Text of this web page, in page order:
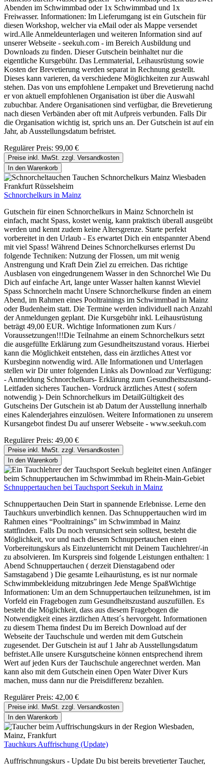
Abenden im Schwimmbad oder 1x Schwimmbad und 1x
Freiwasser. Informationen: Im Lieferumgang ist ein Gutschein für
diesen Workshop, welcher via eMail oder als Mappe versendet
wird.Alle Anmeldeunterlagen und weiteren Information sind auf
unserer Webseite - seekuh.com - im Bereich Ausbildung und
Downloads zu finden. Dieser Gutschein beinhaltet nur die
eigentliche Kursgebühr. Das Lernmaterial, Leihausrüstung sowie
Kosten der Brevetierung werden separat in Rechnung gestellt.
Dieses kann varieren, da verschiedene Möglichkeiten zur Auswahl
stehen. Das von uns empfohlene Lernpaket und Brevetierung nachd
er von aktuell empfohlenen Organisation ist über die Auswahl
zubuchbar. Andere Organisationen sind verfügbar, die Brevetierung
nach diesen Verbänden aber oft mit Aufpreis verbunden. Falls Dir
die Organisation wichtig ist, sprich uns an. Der Gutschein ist auf ein
Jahr, ab Ausstellungsdatum befristet.
Regulärer Preis: 99,00 €
Preise inkl. MwSt. zzgl. Versandkosten
In den Warenkorb
Schnorchelkurs in Mainz
Gutschein für einen Schnorchelkurs in Mainz Schnorcheln ist
einfach, macht Spass, kostet wenig, kann praktisch überall ausgeübt
werden und kennt zudem keine Altersgrenze. Starte perfekt
vorbereitet in den Urlaub - Es erwartet Dich ein entspannter Abend
mit viel Spass! Während Deines Schnorchelkurses erlernst Du
folgende Techniken: Nutzung der Flossen, um mit wenig
Anstrengung und Kraft Dein Ziel zu erreichen. Das richtige
Ausblasen von eingedrungenem Wasser in den Schnorchel Wie Du
Dich auf einfache Art, lange unter Wasser halten kannst Wieviel
Spass Schnorcheln macht Unsere Schnorchelkurse finden an einem
Abend, im Rahmen eines Pooltrainings im Schwimmbad in Mainz
oder Budenheim statt. Die Termine werden individuell nach Anzahl
der Anmeldungen geplant. Die Kursgebühr inkl. Leihausrüstung
beträgt 49,00 EUR. Wichtige Informationen zum Kurs /
Voraussetzungen!!!Die Teilnahme an einem Schnorchelkurs setzt
die ausgefüllte Erklärung zum Gesundheitszustand voraus. Hierbei
kann die Möglichkeit entstehen, dass ein ärztliches Attest vor
Kursbeginn notwendig wird. Alle Informationen und Unterlagen
stellen wir Dir unter folgenden Links als Download zur Verfügung:
- Anmeldung Schnorchelkurs- Erklärung zum Gesundheitszustand-
Leitfaden sicheres Tauchen- Vordruck ärztliches Attest ( sofern
notwendig )- Dein Schnorchelkurs im DetailGültigkeit des
Gutscheins Der Gutschein ist ab Datum der Ausstellung innerhalb
eines Kalenderjahres einzulösen. Weitere Informationen zu unserem
Kursangebot findest Du auf unserer Webseite - www.seekuh.com
Regulärer Preis: 49,00 €
Preise inkl. MwSt. zzgl. Versandkosten
In den Warenkorb
Schnuppertauchen bei Tauchsport Seekuh in Mainz
Schnuppertauchen Dein Start in spannende Erlebnisse. Lerne den
Tauchkurs unverbindlich kennen. Das Schnuppertauchen wird im
Rahmen eines “Pooltrainings” im Schwimmbad in Mainz
stattfinden. Falls Du noch verunsichert sein solltest, besteht die
Möglichkeit, vor und nach diesem Schnuppertauchen einen
Vorbereitungskurs als Einzelunterricht mit Deinem Tauchlehrer/-in
zu absolvieren. Im Kurspreis sind folgende Leistungen enthalten: 1
Abend Schnuppertauchen ( derzeit Dienstagabend oder
Samstagabend ) Die gesamte Leihaurüstung, es ist nur normale
Schwimmbekleidung mitzubringen Jede Menge SpaßWichtige
Informationen: Um an dem Schnuppertauchen teilzunehmen, ist im
Vorfeld ein Fragebogen zum Gesundheitszustand auszufüllen. Es
besteht die Möglichkeit, dass aus diesem Fragebogen die
Notwendigkeit eines ärztlichen Attest´s hervorgeht. Informationen
zu diesem Thema findest Du im Bereich Download auf der
Webseite der Tauchschule und werden mit dem Gutschein
zugesendet. Der Gutschein ist auf 1 Jahr ab Ausstellungsdatum
befristet.Alle unsere Kursgutscheine können entsprechend ihrem
Wert auf jeden Kurs der Tauchschule angerechnet werden. Man
kann also mit dem Gutschein einen Open Water Diver Kurs
machen, muss dann nur die Preisdifferenz bezahlen.
Regulärer Preis: 42,00 €
Preise inkl. MwSt. zzgl. Versandkosten
In den Warenkorb
Tauchkurs Auffrischung (Update)
Auffrischnungskurs - Update Du bist bereits brevetierter Taucher,